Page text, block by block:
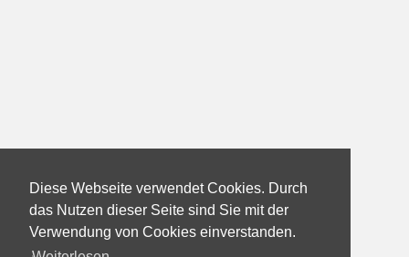
Diese Webseite verwendet Cookies. Durch
das Nutzen dieser Seite sind Sie mit der
Verwendung von Cookies einverstanden.